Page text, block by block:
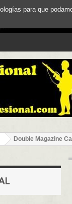
para que
Double Magazine